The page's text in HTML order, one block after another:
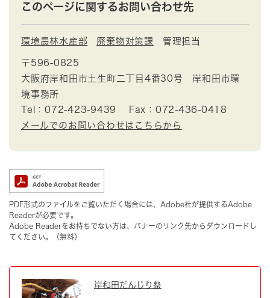
このページに関するお問い合わせ先
環境農林水産部 廃棄物対策課 管理担当
〒596-0825
大阪府岸和田市土生町二丁目4番30号 岸和田市環
境事務所
Tel：072-423-9439
Fax：072-436-0418
メールでのお問い合わせはこちらから
PDF形式のファイルをご覧いただく場合には、Adobe社が提供するAdobe
Readerが必要です。
Adobe Readerをお持ちでない方は、バナーのリンク先からダウンロードし
てください。（無料）
岸和田だんじり祭